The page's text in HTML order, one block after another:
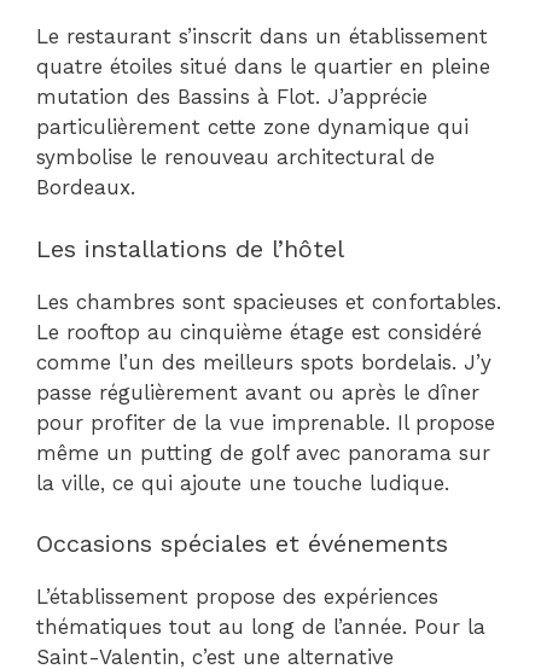
Le restaurant s’inscrit dans un établissement
quatre étoiles situé dans le quartier en pleine
mutation des Bassins à Flot. J’apprécie
particulièrement cette zone dynamique qui
symbolise le renouveau architectural de
Bordeaux.
Les installations de l’hôtel
Les chambres sont spacieuses et confortables.
Le rooftop au cinquième étage est considéré
comme l’un des meilleurs spots bordelais. J’y
passe régulièrement avant ou après le dîner
pour profiter de la vue imprenable. Il propose
même un putting de golf avec panorama sur
la ville, ce qui ajoute une touche ludique.
Occasions spéciales et événements
L’établissement propose des expériences
thématiques tout au long de l’année. Pour la
Saint-Valentin, c’est une alternative